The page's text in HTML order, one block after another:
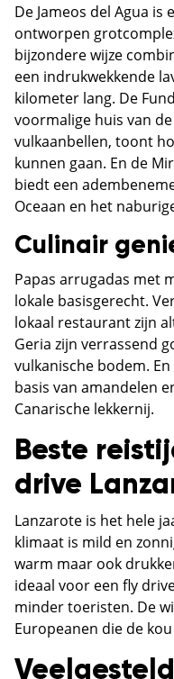
De Jameos del Agua
ontworpen
bijzondere wijze
een indrukwekkende
kilometer lang. De
voormalige huis van
vulkaanbellen, toont
kunnen gaan. En de
biedt een
Oceaan en het
Culinair
Papas arrugadas met
lokale basisgerecht.
lokaal restaurant zijn
Geria zijn verrassend
vulkanische bodem.
basis van amandelen
Canarische lekkernij.
Beste
drive
Lanzarote is het hele
klimaat is mild en
warm maar ook
ideaal voor een fly
minder toeristen. De
Europeanen die de